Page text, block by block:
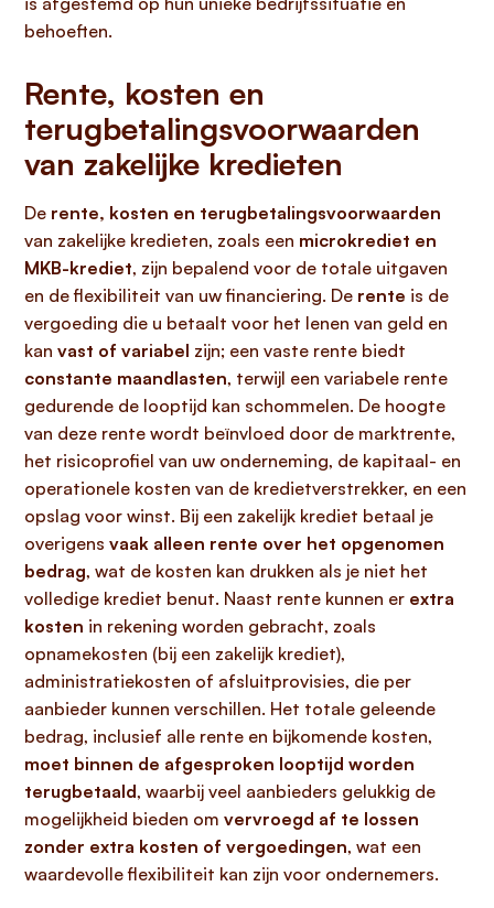
behoeften.
Rente, kosten en
terugbetalingsvoorwaarden
van zakelijke kredieten
De rente, kosten en terugbetalingsvoorwaarden
van zakelijke kredieten, zoals een microkrediet en
MKB-krediet, zijn bepalend voor de totale uitgaven
en de flexibiliteit van uw financiering. De rente is de
vergoeding die u betaalt voor het lenen van geld en
kan vast of variabel zijn; een vaste rente biedt
constante maandlasten, terwijl een variabele rente
gedurende de looptijd kan schommelen. De hoogte
van deze rente wordt beïnvloed door de marktrente,
het risicoprofiel van uw onderneming, de kapitaal- en
operationele kosten van de kredietverstrekker, en een
opslag voor winst. Bij een zakelijk krediet betaal je
overigens vaak alleen rente over het opgenomen
bedrag, wat de kosten kan drukken als je niet het
volledige krediet benut. Naast rente kunnen er extra
kosten in rekening worden gebracht, zoals
opnamekosten (bij een zakelijk krediet),
administratiekosten of afsluitprovisies, die per
aanbieder kunnen verschillen. Het totale geleende
bedrag, inclusief alle rente en bijkomende kosten,
moet binnen de afgesproken looptijd worden
terugbetaald, waarbij veel aanbieders gelukkig de
mogelijkheid bieden om vervroegd af te lossen
zonder extra kosten of vergoedingen, wat een
waardevolle flexibiliteit kan zijn voor ondernemers.